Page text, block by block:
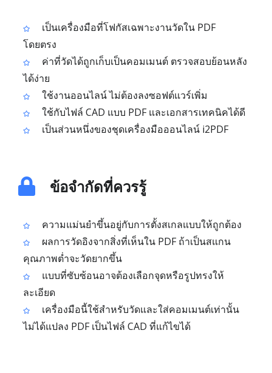
เป็นเครื่องมือที่โฟกัสเฉพาะงานวัดใน PDF
โดยตรง
ค่าที่วัดได้ถูกเก็บเป็นคอมเมนต์ ตรวจสอบย้อนหลัง
ได้ง่าย
ใช้งานออนไลน์ ไม่ต้องลงซอฟต์แวร์เพิ่ม
ใช้กับไฟล์ CAD แบบ PDF และเอกสารเทคนิคได้ดี
เป็นส่วนหนึ่งของชุดเครื่องมือออนไลน์ i2PDF
ข้อจำกัดที่ควรรู้
ความแม่นยำขึ้นอยู่กับการตั้งสเกลแบบให้ถูกต้อง
ผลการวัดอิงจากสิ่งที่เห็นใน PDF ถ้าเป็นสแกน
คุณภาพต่ำจะวัดยากขึ้น
แบบที่ซับซ้อนอาจต้องเลือกจุดหรือรูปทรงให้
ละเอียด
เครื่องมือนี้ใช้สำหรับวัดและใส่คอมเมนต์เท่านั้น
ไม่ได้แปลง PDF เป็นไฟล์ CAD ที่แก้ไขได้